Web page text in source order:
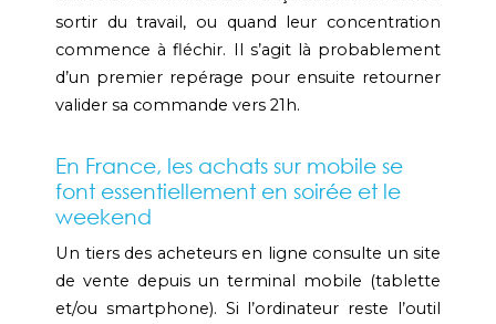
sortir du travail, ou quand leur concentration
commence à fléchir. Il s’agit là probablement
d’un premier repérage pour ensuite retourner
valider sa commande vers 21h.
En France, les achats sur mobile se
font essentiellement en soirée et le
weekend
Un tiers des acheteurs en ligne consulte un site
de vente depuis un terminal mobile (tablette
et/ou smartphone). Si l’ordinateur reste l’outil